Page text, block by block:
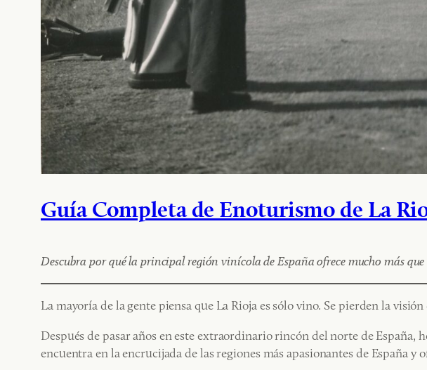
Guía Completa de Enoturismo de La
Descubra por qué la principal región vinícola de España ofrece mucho más
La mayoría de la gente piensa que La Rioja es sólo vino. Se pierden la
Después de pasar años en este extraordinario rincón del norte de
encuentra en la encrucijada de las regiones más apasionantes de España